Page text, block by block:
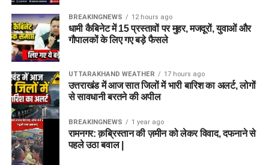
BREAKINGNEWS 12 hours ago
धामी कैबिनेट में 15 प्रस्तावों पर मुहर, मजदूरों, युवाओं और
गौपालकों के लिए गए बड़े फैसले
UTTARAKHAND WEATHER 17 hours ago
उत्तराखंड में आज सात जिलों में भारी बारिश का अलर्ट, लोगों
से सावधानी बरतने की अपील
BREAKINGNEWS 1 year ago
रामनगर: क़ब्रिस्तान की ज़मीन को लेकर विवाद, दफनाने से
पहले उठा बवाल |